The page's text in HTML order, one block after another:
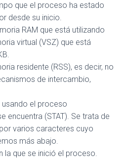
que el proceso ha estado
desde su inicio.
RAM que está utilizando
virtual (VSZ) que está
residente (RSS), es decir, no
de intercambio,
usando el proceso
encuentra (STAT). Se trata de
varios caracteres cuyo
más abajo.
la que se inició el proceso.